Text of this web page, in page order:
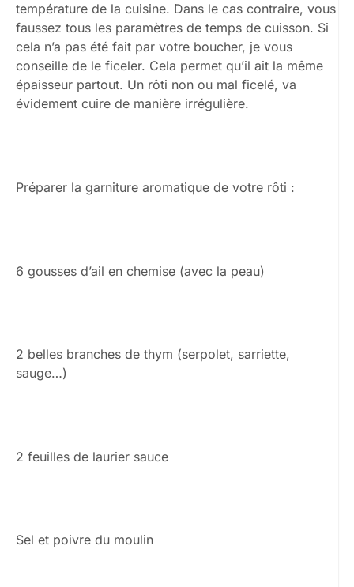
température de la cuisine. Dans le cas contraire, vous
faussez tous les paramètres de temps de cuisson. Si
cela n’a pas été fait par votre boucher, je vous
conseille de le ficeler. Cela permet qu’il ait la même
épaisseur partout. Un rôti non ou mal ficelé, va
évidement cuire de manière irrégulière.
Préparer la garniture aromatique de votre rôti :
6 gousses d’ail en chemise (avec la peau)
2 belles branches de thym (serpolet, sarriette,
sauge…)
2 feuilles de laurier sauce
Sel et poivre du moulin